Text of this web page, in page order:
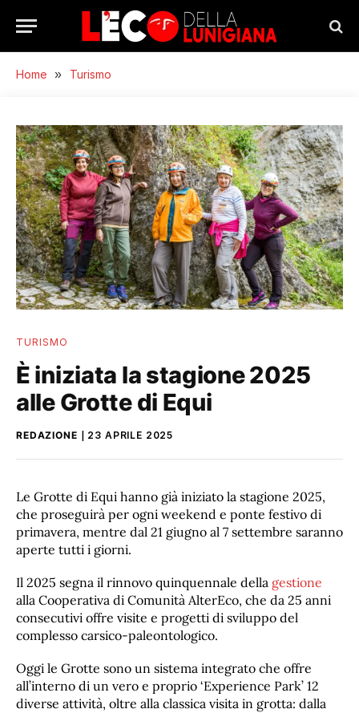
Home » Turismo
TURISMO
È iniziata la stagione 2025
alle Grotte di Equi
REDAZIONE 23 APRILE 2025
Le Grotte di Equi hanno già iniziato la stagione 2025,
che proseguirà per ogni weekend e ponte festivo di
primavera, mentre dal 21 giugno al 7 settembre saranno
aperte tutti i giorni.
Il 2025 segna il rinnovo quinquennale della gestione
alla Cooperativa di Comunità AlterEco, che da 25 anni
consecutivi offre visite e progetti di sviluppo del
complesso carsico-paleontologico.
Oggi le Grotte sono un sistema integrato che offre
all’interno di un vero e proprio ‘Experience Park’ 12
diverse attività, oltre alla classica visita in grotta: dalla